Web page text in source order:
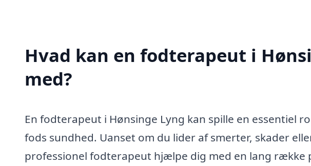
Hvad kan en fodterapeut i
med?
En fodterapeut i Hønsinge Lyng kan spille en essentiel
fods sundhed. Uanset om du lider af smerter, skader
professionel fodterapeut hjælpe dig med en lang række